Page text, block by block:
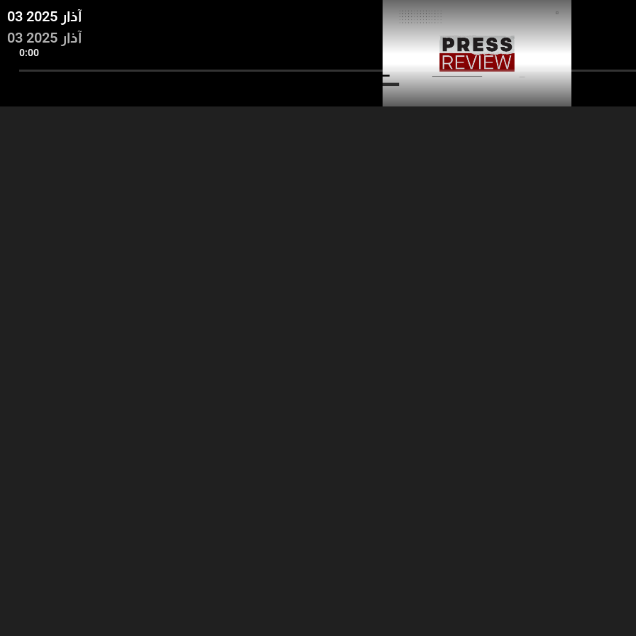
0:00
03 آذار 2025
03 آذار 2025